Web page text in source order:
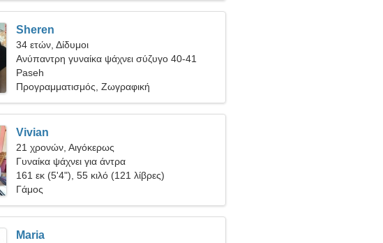
Sheren
34 ετών, Δίδυμοι
Ανύπαντρη γυναίκα ψάχνει σύζυγο 40-41
Paseh
Προγραμματισμός, Ζωγραφική
Vivian
21 χρονών, Αιγόκερως
Γυναίκα ψάχνει για άντρα
161 εκ (5'4"), 55 κιλό (121 λίβρες)
Γάμος
Maria